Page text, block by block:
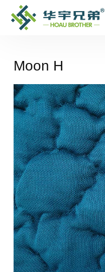
Moon H